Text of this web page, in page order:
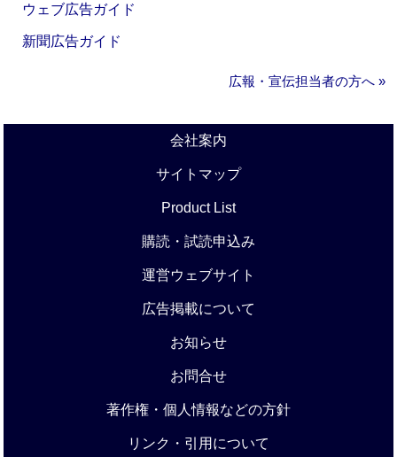
ウェブ広告ガイド
新聞広告ガイド
広報・宣伝担当者の方へ »
会社案内
サイトマップ
Product List
購読・試読申込み
運営ウェブサイト
広告掲載について
お知らせ
お問合せ
著作権・個人情報などの方針
リンク・引用について